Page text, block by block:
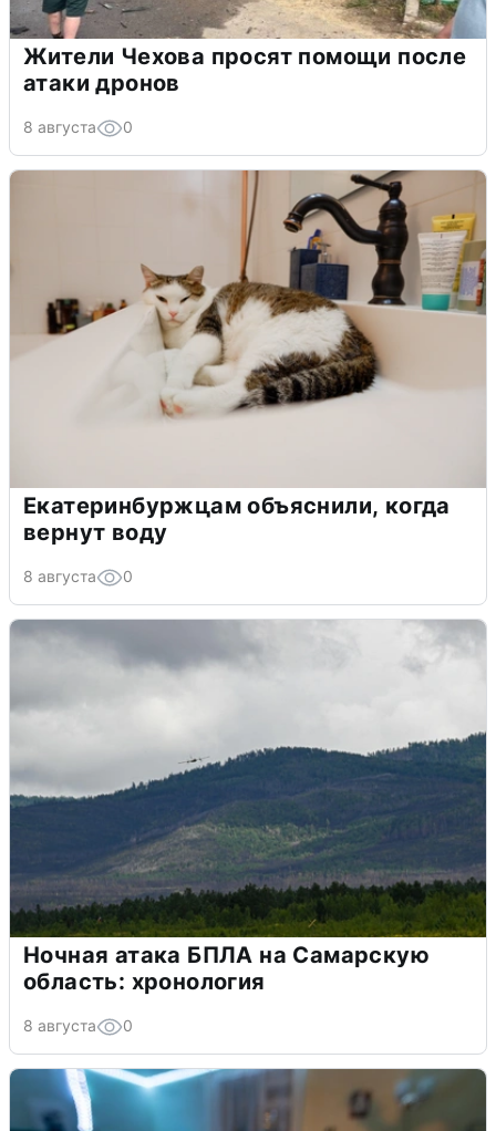
Жители Чехова просят помощи после
атаки дронов
8 августа 0
Екатеринбуржцам объяснили, когда
вернут воду
8 августа 0
Ночная атака БПЛА на Самарскую
область: хронология
8 августа 0